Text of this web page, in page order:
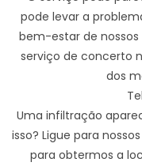
pode levar a
bem-estar de
serviço de concerto
dos
Uma infiltração
isso? Ligue para
para obtermos a